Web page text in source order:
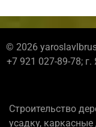
© 2026
+7 921 027-89-78;
Строительство
усадку,